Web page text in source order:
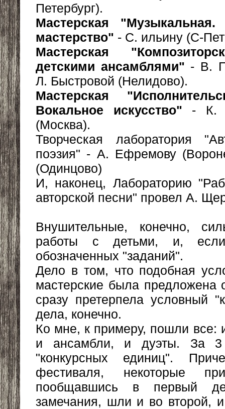
Петербург).
Мастерская "Музыкальная.
мастерство" - С. ильину (С-
Мастерская
детскими ансамблями" - В.
Л. Быстровой (Нелидово).
Мастерская
Вокальное искусство" - К.
(Москва).
Творческая лаборатория
поэзия" - А. Ефремову
(Одинцово)
И, наконец, Лабораторию
авторской песни" провел А.
Внушительные, конечно,
работы с детьми, и, если
обозначенных "заданий".
Дело в том, что подобная
мастерские была предложена
сразу претерпела условный
дела, конечно.
Ко мне, к примеру, пошли все:
и ансамбли, и дуэты. За
"конкурсных единиц".
фестиваля, некоторые
пообщавшись в первый
замечания, шли и во второй,